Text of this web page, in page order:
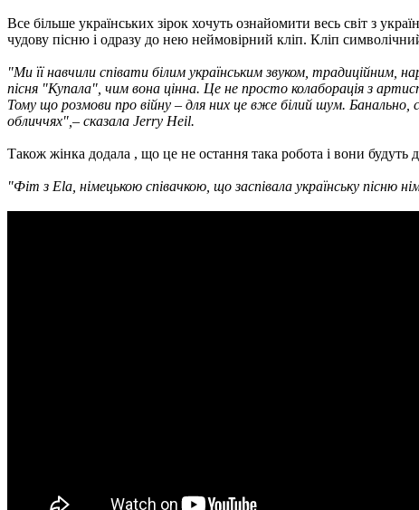
Все більше українських зірок хочуть ознайомити весь світ з
чудову пісню і одразу до нею неймовірний кліп. Кліп
"Ми її навчили співати білим українським звуком, традиційним,
пісня "Купала", чим вона цінна. Це не просто колаборація з
Тому що розмови про війну – для них це вже білий шум.
обличчях",– сказала Jerry Heil.
Також жінка додала , що це не остання така робота і вони будуть
"Фіт з Ela, німецькою співачкою, що заспівала українську пісню